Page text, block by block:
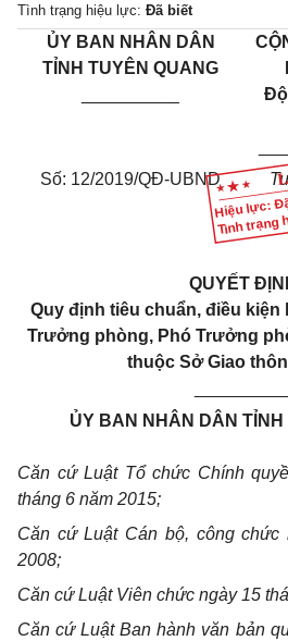
Tình trạng hiệu lực: Đã biết
Hiệu lực:
Tình
ỦY BAN NHÂN DÂN
TỈNH TUYÊN QUANG
Số: 12/2019/QĐ-UBND
QUYẾT
Quy định tiêu chuẩn, điều
Trưởng phòng, Phó Trưởng
thuộc SởGiao
ỦY BAN NHÂN DÂN TỈNH
Căn cứ Luật Tổ chức Chính
tháng 6 năm 2015;
Căn cứ Luật Cán bộ, công chức
2008;
Căn cứ Luật Viên chức ngày 15
Căn cứ Luật Ban hành văn bản